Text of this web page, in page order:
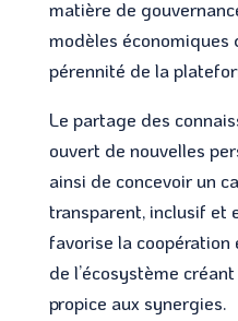
matière de
modèles économiques
pérennité de la
Le partage des
ouvert de nouvelles
ainsi de concevoir un
transparent, inclusif et
favorise la
de l’écosystème
propice aux synergies.